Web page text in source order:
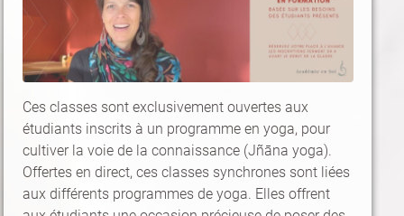
Ces classes sont exclusivement ouvertes aux
étudiants inscrits à un programme en yoga, pour
cultiver la voie de la connaissance (Jñāna yoga).
Offertes en direct, ces classes synchrones sont liées
aux différents programmes de yoga. Elles offrent